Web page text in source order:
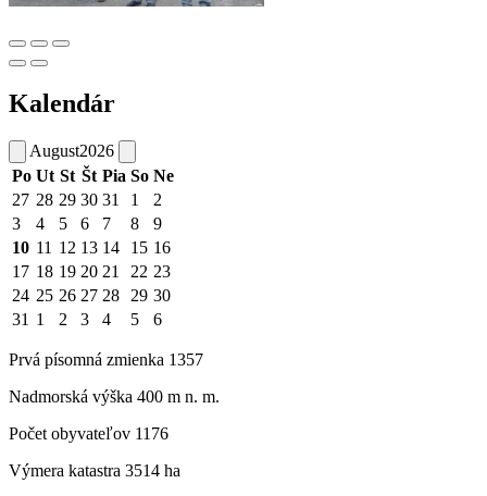
Kalendár
August2026
Po Ut St Št Pia So Ne
27 28 29 30 31 1
2
3
4 5 6 7 8
9
10 11 12 13 14 15 16
17 18 19 20 21 22 23
24 25 26 27 28 29 30
31 1 2 3 4 5 6
Prvá písomná zmienka 1357
Nadmorská výška 400 m n. m.
Počet obyvateľov 1176
Výmera katastra 3514 ha